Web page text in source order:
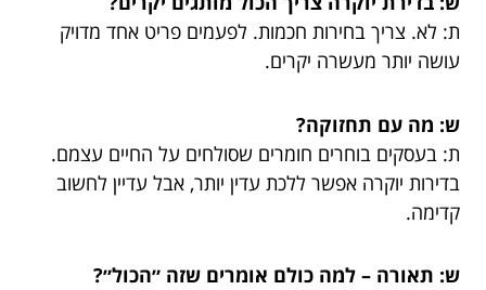
ת: לא. צריך בחירות חכמות. לפעמים פריט אחד מדויק
עושה יותר מעשרה יקרים.
ש: מה עם תחזוקה?
ת: בעסקים בוחרים חומרים שסולחים על החיים עצמם.
בדירות יוקרה אפשר ללכת עדין יותר, אבל עדיין לחשוב
קדימה.
ש: תאורה – למה כולם אומרים שזה ״הכול״?